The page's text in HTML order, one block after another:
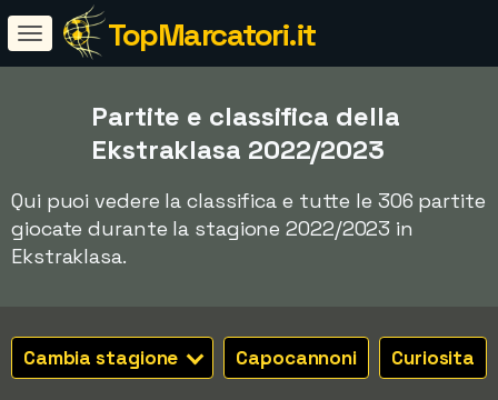
TopMarcatori.it
Partite e classifica della
Ekstraklasa 2022/2023
Qui puoi vedere la classifica e tutte le 306 partite
giocate durante la stagione 2022/2023 in
Ekstraklasa.
Cambia stagione Capocannoni Curiosita